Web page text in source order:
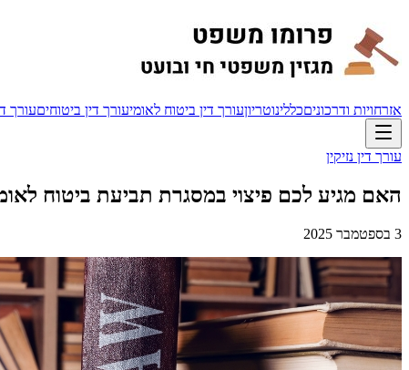
אזרחויות ודרכוניםכללינוטריוןעורך דין ביטוח לאומיעורך דין ביטוחיםעורך
עורך דין נזיקין
האם מגיע לכם פיצוי במסגרת תביעת ביטוח
3 בספטמבר 2025